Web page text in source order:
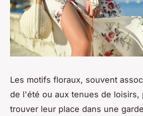
Les motifs floraux, souvent
de l'été ou aux tenues de loisirs,
trouver leur place dans une